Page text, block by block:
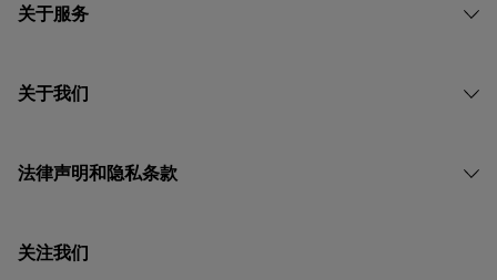
关于服务
关于我们
法律声明和隐私条款
关注我们